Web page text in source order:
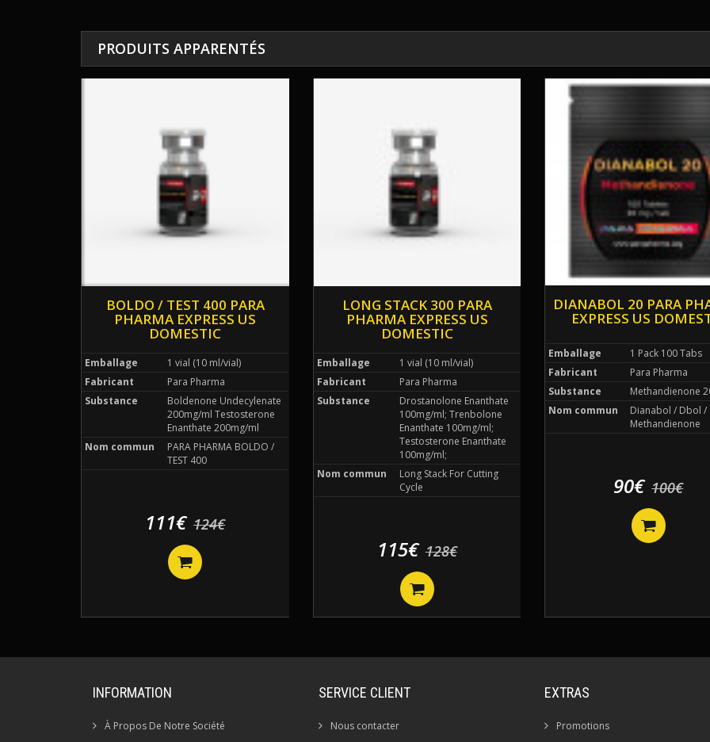
PRODUITS APPARENTÉS
BOLDO / TEST 400 PARA
PHARMA EXPRESS US
DOMESTIC
Emballage
1 vial (10 ml/vial)
Fabricant
Para Pharma
Substance
Boldenone Undecylenate
200mg/ml Testosterone
Enanthate 200mg/ml
Nom commun
PARA PHARMA BOLDO /
TEST 400
111€ 124€
LONG STACK 300 PARA
PHARMA EXPRESS US
DOMESTIC
Emballage
1 vial (10 ml/vial)
Fabricant
Para Pharma
Substance
Drostanolone Enanthate
100mg/ml; Trenbolone
Enanthate 100mg/ml;
Testosterone Enanthate
100mg/ml;
Nom commun
Long Stack For Cutting
Cycle
115€ 128€
DIANABOL 20 PARA
EXPRESS US
Emballage
1 Pack 100 Tabs
Fabricant
Para Pharma
Substance
Methandienone
Nom commun
Dianabol / Dbol /
Methandienone
90€ 100€
INFORMATION
À Propos De Notre Société
SERVICE CLIENT
Nous contacter
EXTRAS
Promotions